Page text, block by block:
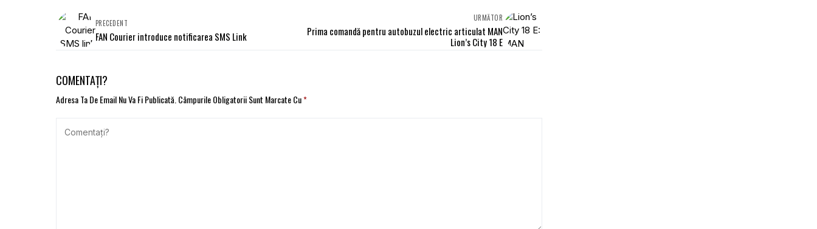
PRECEDENT
FAN Courier introduce notificarea SMS Link
URMĂTOR
Prima comandă pentru autobuzul electric articulat MAN
Lion’s City 18 E
COMENTAȚI?
Adresa Ta De Email Nu Va Fi Publicată. Câmpurile Obligatorii Sunt Marcate Cu*